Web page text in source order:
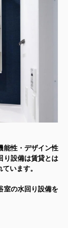
能性・デザイン性
り設備は賃貸とは
います。
室の水回り設備を